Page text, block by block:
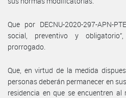
Que por DECNU-2020-297-APN-
social, preventivo y
prorrogado.
Que, en virtud de la medida
personas deberán permanecer en
residencia en que se encuentren